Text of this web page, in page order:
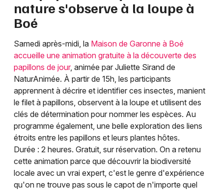
nature s'observe à la loupe à
Boé
Samedi après-midi, la Maison de Garonne à Boé
accueille une animation gratuite à la découverte des
papillons de jour, animée par Juliette Sirand de
NaturAnimée. À partir de 15h, les participants
apprennent à décrire et identifier ces insectes, manient
le filet à papillons, observent à la loupe et utilisent des
clés de détermination pour nommer les espèces. Au
programme également, une belle exploration des liens
étroits entre les papillons et leurs plantes hôtes.
Durée : 2 heures. Gratuit, sur réservation. On a retenu
cette animation parce que découvrir la biodiversité
locale avec un vrai expert, c'est le genre d'expérience
qu'on ne trouve pas sous le capot de n'importe quel